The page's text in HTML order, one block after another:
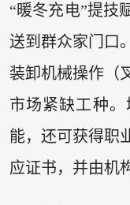
“暖冬充电”提技
送到群众家门口
装卸机械操作（
市场紧缺工种
能，还可获得职
应证书，并由机